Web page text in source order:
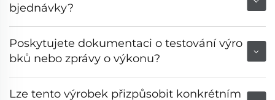
bjednávky?
Poskytujete dokumentaci o testování výro
bků nebo zprávy o výkonu?
Lze tento výrobek přizpůsobit konkrétním